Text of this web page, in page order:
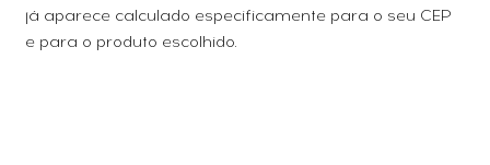
já aparece calculado especificamente para o seu CEP
e para o produto escolhido.